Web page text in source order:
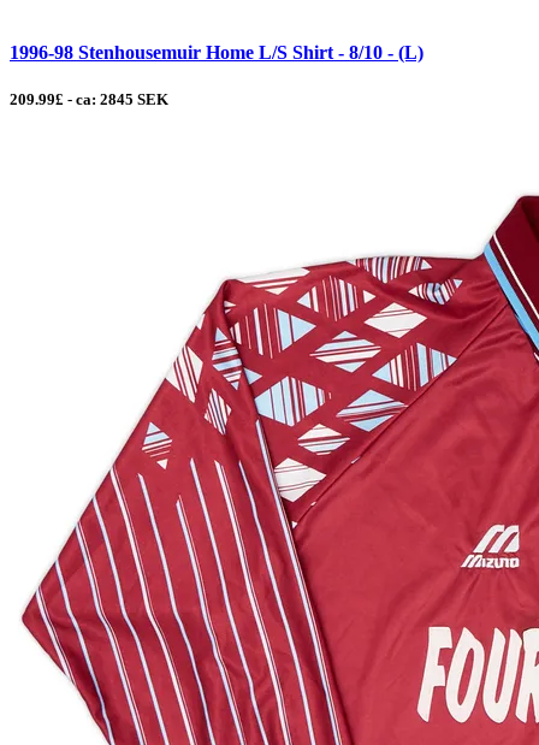
1996-98 Stenhousemuir Home L/S Shirt - 8/10 - (L)
209.99£ - ca: 2845 SEK